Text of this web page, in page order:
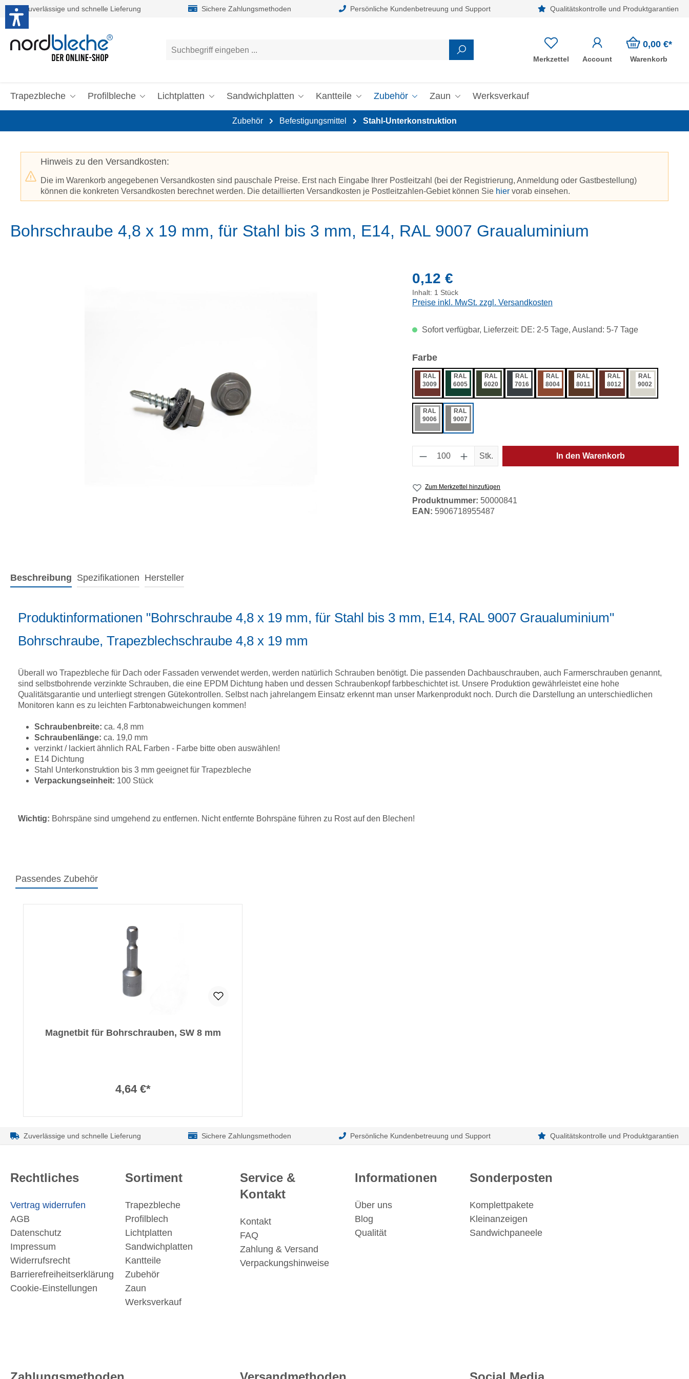
Hauptinhalt springen
Zur Suche springen
Zuverlässige und schnelle Lieferung Sichere Zahlungsmethoden Persönliche Kundenbetreuung und Support Qualitätskontrolle und Produktgarantien
Merkzettel Account
0,00 €*
Warenkorb
Trapezbleche Profilbleche Lichtplatten Sandwichplatten Kantteile Zubehör Zaun Werksverkauf
Zubehör Befestigungsmittel Stahl-Unterkonstruktion
Hinweis zu den Versandkosten:
Die im Warenkorb angegebenen Versandkosten sind pauschale Preise. Erst nach Eingabe Ihrer Postleitzahl (bei der Registrierung, Anmeldung oder Gastbestellung)
können die konkreten Versandkosten berechnet werden. Die detaillierten Versandkosten je Postleitzahlen-Gebiet können Sie hier vorab einsehen.
Bohrschraube 4,8 x 19 mm, für Stahl bis 3 mm, E14, RAL 9007 Graualuminium
Regulärer Preis:
0,12 €
Inhalt: 1 Stück
Preise inkl. MwSt. zzgl. Versandkosten
Sofort verfügbar, Lieferzeit: DE: 2-5 Tage, Ausland: 5-7 Tage
Farbeauswählen
RAL
3009
RAL
6005
RAL
6020
RAL
7016
RAL
8004
RAL
8011
RAL
8012
RAL
9002
RAL
9006
RAL
9007
Produkt Anzahl: Gib den gewünschten Wert ein
Stk. In den Warenkorb
Zum Merkzettel hinzufügen
Produktnummer: 50000841
EAN: 5906718955487
Beschreibung Spezifikationen Hersteller
Produktinformationen "Bohrschraube 4,8 x 19 mm, für Stahl bis 3 mm, E14, RAL 9007 Graualuminium"
Bohrschraube, Trapezblechschraube 4,8 x 19 mm
Überall wo Trapezbleche für Dach oder Fassaden verwendet werden, werden natürlich Schrauben benötigt. Die passenden Dachbauschrauben, auch Farmerschrauben genannt,
sind selbstbohrende verzinkte Schrauben, die eine EPDM Dichtung haben und dessen Schraubenkopf farbbeschichtet ist. Unsere Produktion gewährleistet eine hohe
Qualitätsgarantie und unterliegt strengen Gütekontrollen. Selbst nach jahrelangem Einsatz erkennt man unser Markenprodukt noch. Durch die Darstellung an unterschiedlichen
Monitoren kann es zu leichten Farbtonabweichungen kommen!
Schraubenbreite: ca. 4,8 mm
Schraubenlänge: ca. 19,0 mm
verzinkt / lackiert ähnlich RAL Farben - Farbe bitte oben auswählen!
E14 Dichtung
Stahl Unterkonstruktion bis 3 mm geeignet für Trapezbleche
Verpackungseinheit: 100 Stück
Wichtig: Bohrspäne sind umgehend zu entfernen. Nicht entfernte Bohrspäne führen zu Rost auf den Blechen!
Passendes Zubehör
Magnetbit für Bohrschrauben, SW 8 mm
4,64 €*
Zuverlässige und schnelle Lieferung Sichere Zahlungsmethoden Persönliche Kundenbetreuung und Support Qualitätskontrolle und Produktgarantien
Rechtliches
Vertrag widerrufen
AGB
Datenschutz
Impressum
Widerrufsrecht
Barrierefreiheitserklärung
Cookie-Einstellungen
Sortiment
Trapezbleche
Profilblech
Lichtplatten
Sandwichplatten
Kantteile
Zubehör
Zaun
Werksverkauf
Service &
Kontakt
Kontakt
FAQ
Zahlung & Versand
Verpackungshinweise
Informationen
Über uns
Blog
Qualität
Sonderposten
Komplettpakete
Kleinanzeigen
Sandwichpaneele